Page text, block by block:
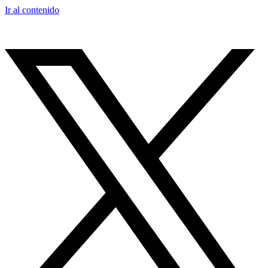
Ir al contenido